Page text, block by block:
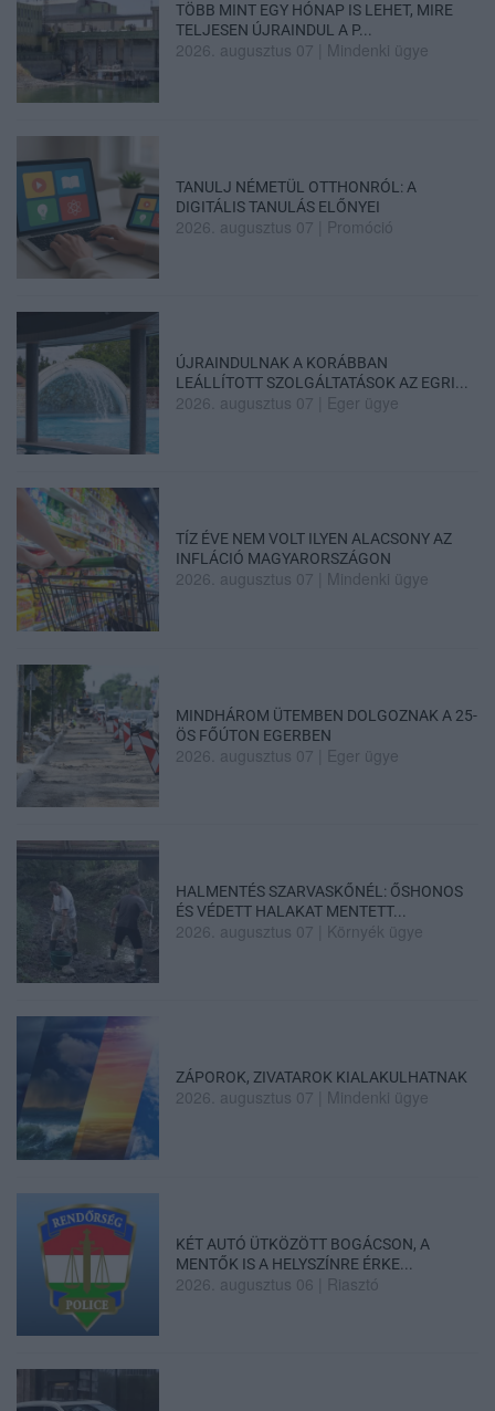
TÖBB MINT EGY HÓNAP IS LEHET, MIRE
TELJESEN ÚJRAINDUL A P...
2026. augusztus 07 Mindenki ügye
TANULJ NÉMETÜL OTTHONRÓL: A
DIGITÁLIS TANULÁS ELŐNYEI
2026. augusztus 07 Promóció
ÚJRAINDULNAK A KORÁBBAN
LEÁLLÍTOTT SZOLGÁLTATÁSOK AZ EGRI...
2026. augusztus 07 Eger ügye
TÍZ ÉVE NEM VOLT ILYEN ALACSONY AZ
INFLÁCIÓ MAGYARORSZÁGON
2026. augusztus 07 Mindenki ügye
MINDHÁROM ÜTEMBEN DOLGOZNAK A 25-
ÖS FŐÚTON EGERBEN
2026. augusztus 07 Eger ügye
HALMENTÉS SZARVASKŐNÉL: ŐSHONOS
ÉS VÉDETT HALAKAT MENTETT...
2026. augusztus 07 Környék ügye
ZÁPOROK, ZIVATAROK KIALAKULHATNAK
2026. augusztus 07 Mindenki ügye
KÉT AUTÓ ÜTKÖZÖTT BOGÁCSON, A
MENTŐK IS A HELYSZÍNRE ÉRKE...
2026. augusztus 06 Riasztó